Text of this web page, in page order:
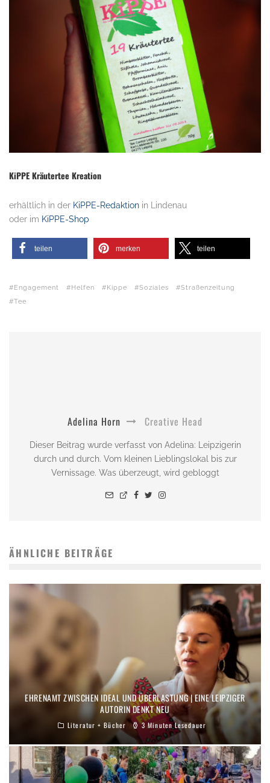
KiPPE Kräutertee Kreation
erhältlich in der KiPPE-Redaktion in Lindenau
oder im KiPPE-Shop
teilen merken teilen
Engagement Helfen Kippe Soziales
Straßenzeitung
Tee
Adelina Horn Creative Head
Dieser Beitrag wurde verfasst von Adelina: Leipzigerin
durch und durch. Vom kleinen Lieblingslokal bis zur
Vernissage. Was überzeugt, wird gebloggt
ÄHNLICHE BEITRÄGE
EHRENAMT ZWISCHEN IDEAL UND ÜBERLASTUNG | EINE LEIPZIGER
AUTORIN DENKT NEU
Literatur + Bücher 3 Minuten Lesedauer